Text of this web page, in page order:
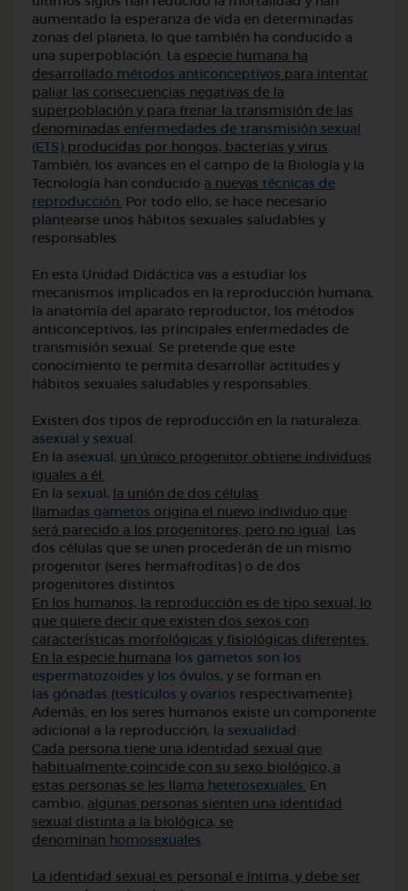
aumentado la esperanza de vida en determinadas
zonas del planeta, lo que también ha conducido a
una superpoblación. La especie humana ha
desarrollado métodos anticonceptivos para intentar
paliar las consecuencias negativas de la
superpoblación y para frenar la transmisión de las
denominadas enfermedades de transmisión sexual
(ETS) producidas por hongos, bacterias y virus.
También, los avances en el campo de la Biología y la
Tecnología han conducido a nuevas técnicas de
reproducción. Por todo ello, se hace necesario
plantearse unos hábitos sexuales saludables y
responsables.
En esta Unidad Didáctica vas a estudiar los
mecanismos implicados en la reproducción humana,
la anatomía del aparato reproductor, los métodos
anticonceptivos, las principales enfermedades de
transmisión sexual. Se pretende que este
conocimiento te permita desarrollar actitudes y
hábitos sexuales saludables y responsables.
Existen dos tipos de reproducción en la naturaleza:
asexual y sexual.
En la asexual, un único progenitor obtiene individuos
iguales a él.
En la sexual, la unión de dos células
llamadas gametos origina el nuevo individuo que
será parecido a los progenitores, pero no igual. Las
dos células que se unen procederán de un mismo
progenitor (seres hermafroditas) o de dos
progenitores distintos.
En los humanos, la reproducción es de tipo sexual, lo
que quiere decir que existen dos sexos con
características morfológicas y fisiológicas diferentes.
En la especie humana los gametos son los
espermatozoides y los óvulos, y se forman en
las gónadas (testículos y ovarios respectivamente).
Además, en los seres humanos existe un componente
adicional a la reproducción, la sexualidad:
Cada persona tiene una identidad sexual que
habitualmente coincide con su sexo biológico, a
estas personas se les llama heterosexuales. En
cambio, algunas personas sienten una identidad
sexual distinta a la biológica, se
denominan homosexuales.
La identidad sexual es personal e íntima, y debe ser